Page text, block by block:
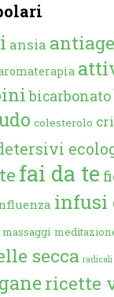
ansia antiage
bicarbonato
colesterolo
fai da te
infusi
massaggi
secca
ricette